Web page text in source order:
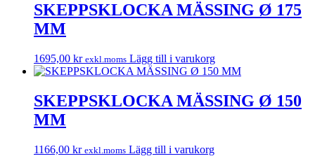
SKEPPSKLOCKA MÄSSING Ø 175
MM
1695,00 kr exkl.moms Lägg till i varukorg
SKEPPSKLOCKA MÄSSING Ø 150
MM
1166,00 kr exkl.moms Lägg till i varukorg